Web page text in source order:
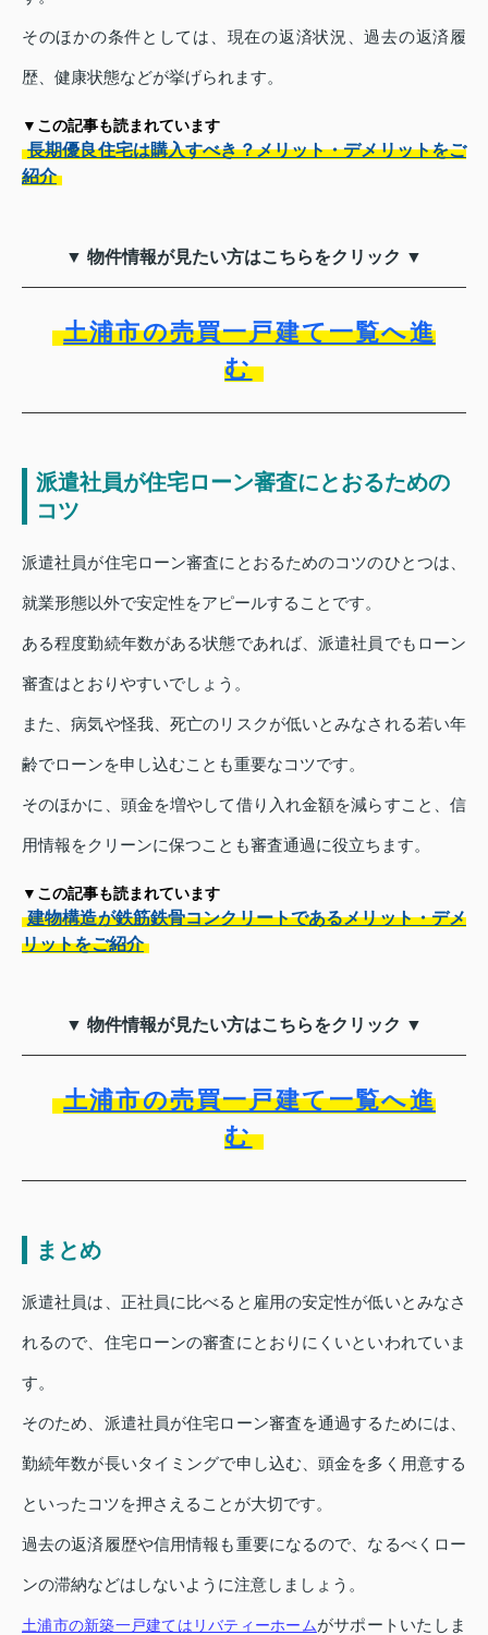
そのほかの条件としては、現在の返済状況、過去の返済履
歴、健康状態などが挙げられます。
▼この記事も読まれています
長期優良住宅は購入すべき？メリット・デメリットをご
紹介
▼ 物件情報が見たい方はこちらをクリック ▼
土浦市の売買一戸建て一覧へ進
む
派遣社員が住宅ローン審査にとおるための
コツ
派遣社員が住宅ローン審査にとおるためのコツのひとつは、
就業形態以外で安定性をアピールすることです。
ある程度勤続年数がある状態であれば、派遣社員でもローン
審査はとおりやすいでしょう。
また、病気や怪我、死亡のリスクが低いとみなされる若い年
齢でローンを申し込むことも重要なコツです。
そのほかに、頭金を増やして借り入れ金額を減らすこと、信
用情報をクリーンに保つことも審査通過に役立ちます。
▼この記事も読まれています
建物構造が鉄筋鉄骨コンクリートであるメリット・デメ
リットをご紹介
▼ 物件情報が見たい方はこちらをクリック ▼
土浦市の売買一戸建て一覧へ進
む
まとめ
派遣社員は、正社員に比べると雇用の安定性が低いとみなさ
れるので、住宅ローンの審査にとおりにくいといわれていま
す。
そのため、派遣社員が住宅ローン審査を通過するためには、
勤続年数が長いタイミングで申し込む、頭金を多く用意する
といったコツを押さえることが大切です。
過去の返済履歴や信用情報も重要になるので、なるべくロー
ンの滞納などはしないように注意しましょう。
土浦市の新築一戸建てはリバティーホームがサポートいたしま